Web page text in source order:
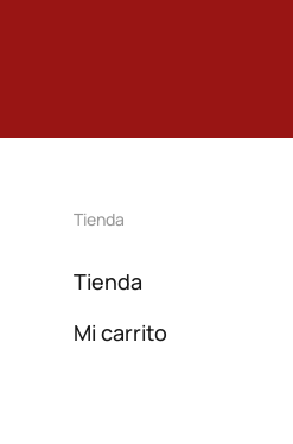
Tienda
Tienda
Mi carrito